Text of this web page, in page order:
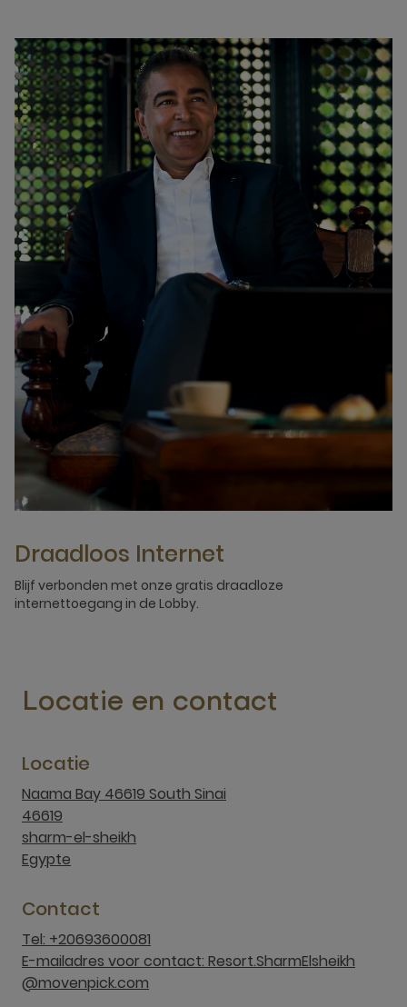
Draadloos Internet
Blijf verbonden met onze gratis draadloze
internettoegang in de Lobby.
Locatie en contact
Locatie
Naama Bay 46619 South Sinai
46619
sharm-el-sheikh
Egypte
Contact
Tel: +20693600081
E-mailadres voor contact: Resort.SharmElsheikh
@movenpick.com